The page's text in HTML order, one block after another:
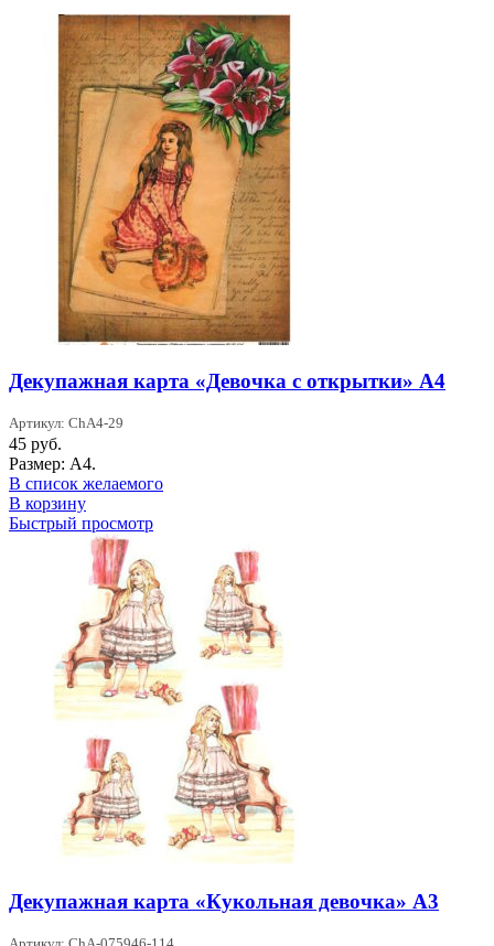
Декупажная карта «Девочка с открытки» А4
Артикул: ChA4-29
45 руб.
Размер: А4.
В список желаемого
В корзину
Быстрый просмотр
Декупажная карта «Кукольная девочка» А3